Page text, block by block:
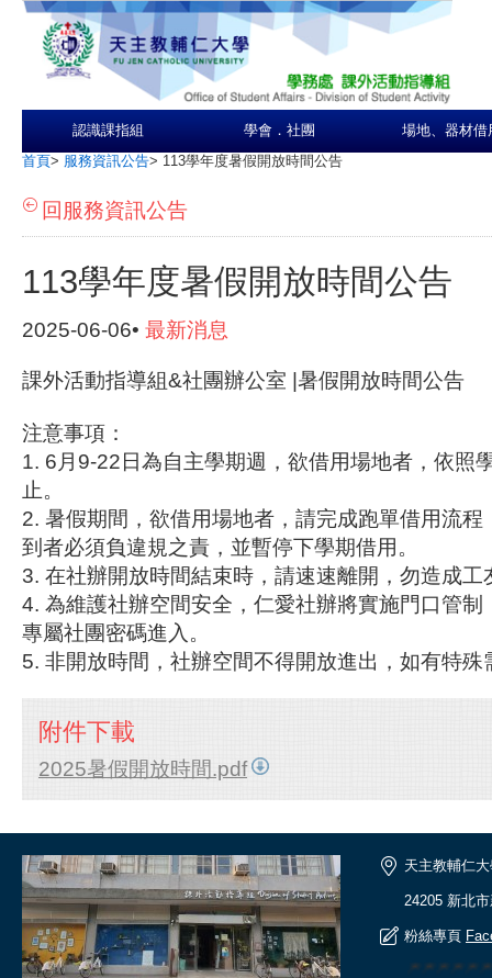
認識課指組 學會．社團 場地、器材借
首頁> 服務資訊公告> 113學年度暑假開放時間公告
回服務資訊公告
113學年度暑假開放時間公告
2025-06-06• 最新消息
課外活動指導組&社團辦公室 |暑假開放時間公告
注意事項：
1. 6月9-22日為自主學期週，欲借用場地者，依照
止。
2. 暑假期間，欲借用場地者，請完成跑單借用流程
到者必須負違規之責，並暫停下學期借用。
3. 在社辦開放時間結束時，請速速離開，勿造成工
4. 為維護社辦空間安全，仁愛社辦將實施門口管制
專屬社團密碼進入。
5. 非開放時間，社辦空間不得開放進出，如有特殊
附件下載
2025暑假開放時間.pdf
天主教輔仁
24205 新北
粉絲專頁